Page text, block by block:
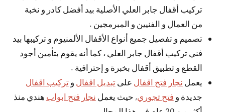
تركيب أقفال جابر العلي الأصلية بيد أفضل كادر و نخبة
من العمال و الفنيين و المبرمجين .
تصميم و تفصيل جميع أنواع الأقفال الألمنيوم و تركيبها بيد
فني تركيب أقفال جابر العلي ، كما أنه يقوم بتأمين أجود
القطع و تطبيق أقفال بخبرة و إحترافية .
يعمل نجار فتح اقفال علىتبديل اقفال وتركيب اقفال
جديدة و فتح تجوري, حيث يعمل نجار فتح ابواب هندي منذ